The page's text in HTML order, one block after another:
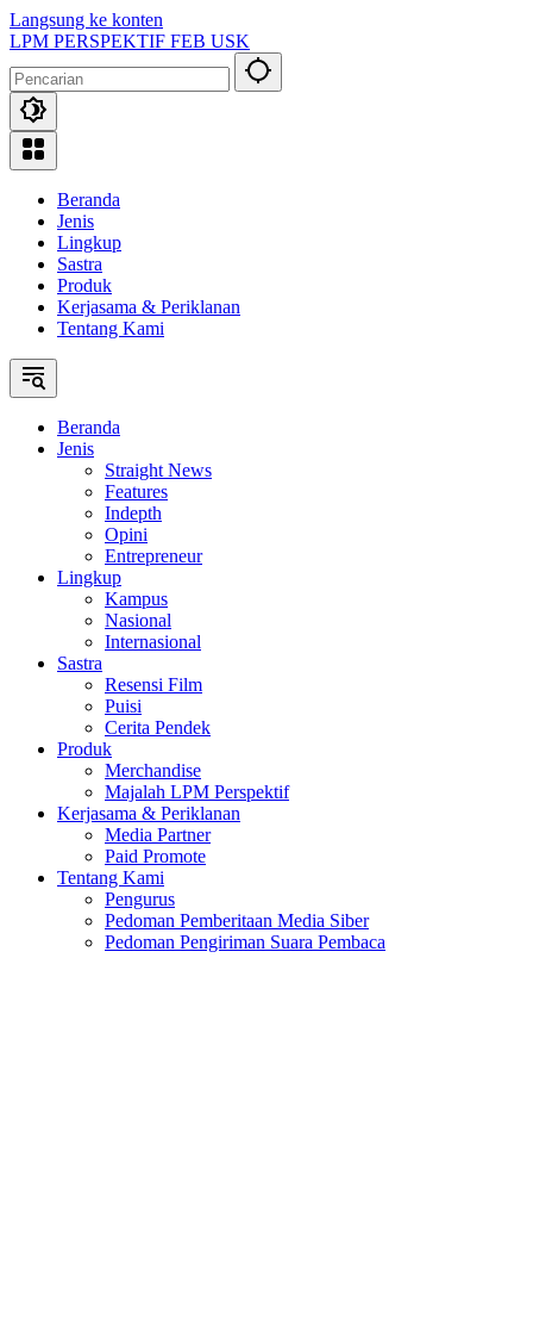
Langsung ke konten
LPM PERSPEKTIF FEB USK
Beranda
Jenis
Lingkup
Sastra
Produk
Kerjasama & Periklanan
Tentang Kami
Beranda
Jenis
Straight News
Features
Indepth
Opini
Entrepreneur
Lingkup
Kampus
Nasional
Internasional
Sastra
Resensi Film
Puisi
Cerita Pendek
Produk
Merchandise
Majalah LPM Perspektif
Kerjasama & Periklanan
Media Partner
Paid Promote
Tentang Kami
Pengurus
Pedoman Pemberitaan Media Siber
Pedoman Pengiriman Suara Pembaca